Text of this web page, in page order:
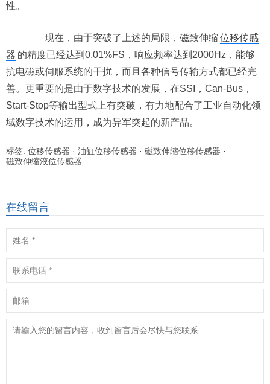
性。
现在，由于突破了上述的局限，磁致伸缩位移传感
器 的精度已经达到0.01%FS，响应频率达到2000Hz，能够
抗电磁或伺服系统的干扰，而且各种信号传输方式都已经完
善。更重要的是由于数字技术的发展，在SSI，Can-Bus，
Start-Stop等输出型式上有突破，有力地配合了工业自动化领
域数字技术的运用，成为异军突起的新产品。
标签: 位移传感器 · 油缸位移传感器 · 磁致伸缩位移传感器 ·
磁致伸缩液位传感器
在线留言